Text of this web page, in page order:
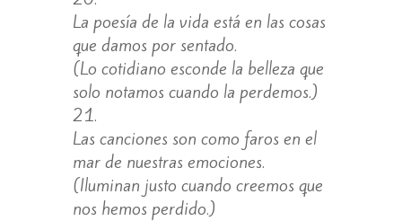
La poesía de la vida está en las cosas
que damos por sentado.
(Lo cotidiano esconde la belleza que
solo notamos cuando la perdemos.)
Las canciones son como faros en el
mar de nuestras emociones.
(Iluminan justo cuando creemos que
nos hemos perdido.)